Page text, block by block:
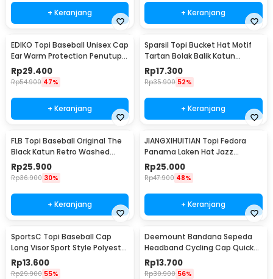
+ Keranjang + Keranjang
EDIKO Topi Baseball Unisex Cap
Ear Warm Protection Penutup
Telinga - K515
Rp29.400
Rp54.900 47%
+ Keranjang
Sparsil Topi Bucket Hat Motif
Tartan Bolak Balik Katun
Poliester - BH58
Rp17.300
Rp35.900 52%
+ Keranjang
FLB Topi Baseball Original The
Black Katun Retro Washed
Style Cap - F122
Rp25.900
Rp36.900 30%
+ Keranjang
JIANGXIHUITIAN Topi Fedora
Panama Laken Hat Jazz
Classic Vintage - FS-219
Rp25.000
Rp47.900 48%
+ Keranjang
SportsC Topi Baseball Cap
Long Visor Sport Style Polyester
Cap - MZ87
Rp13.600
Rp29.900 55%
Deemount Bandana Sepeda
Headband Cycling Cap Quick
Dry - 22019
Rp13.700
Rp30.900 56%